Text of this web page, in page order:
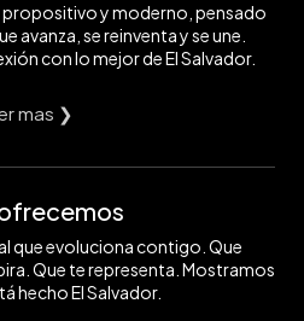
y moderno, pensado
avanza, se reinventa y se une.
con lo mejor de El Salvador.
mas ❯
que evoluciona contigo. Que
Que te representa. Mostramos
hecho El Salvador.